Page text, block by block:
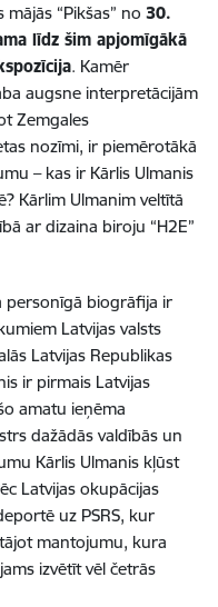
“Pikšas” no 30.
līdz šim apjomīgākā
. Kamēr
augsne interpretācijām
Zemgales
nozīmi, ir piemērotākā
– kas ir Kārlis Ulmanis
Kārlim Ulmanim veltītā
ar dizaina biroju “H2E”
personīgā biogrāfija ir
Latvijas valsts
Latvijas Republikas
ir pirmais Latvijas
amatu ieņēma
dažādās valdībās un
Kārlis Ulmanis kļūst
Latvijas okupācijas
uz PSRS, kur
mantojumu, kura
izvētīt vēl četrās